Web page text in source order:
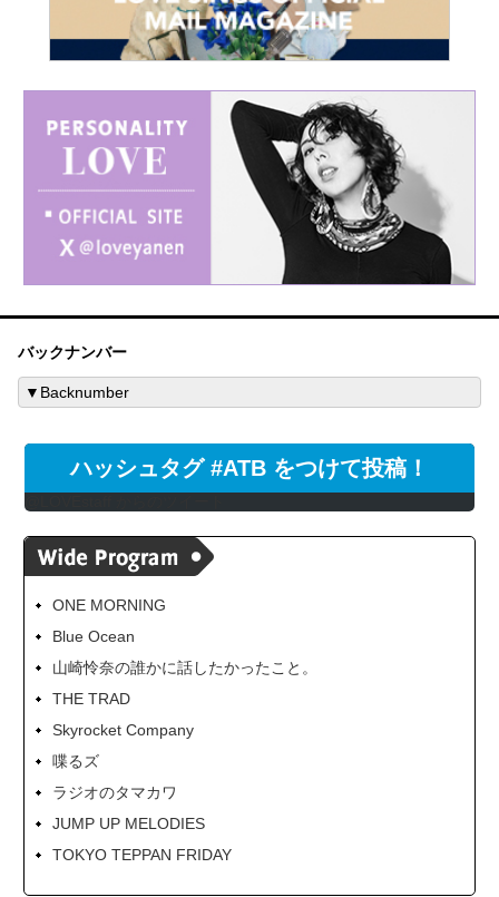
バックナンバー
ハッシュタグ #ATB をつけて投稿！
ONE MORNING
Blue Ocean
山崎怜奈の誰かに話したかったこと。
THE TRAD
Skyrocket Company
喋るズ
ラジオのタマカワ
JUMP UP MELODIES
TOKYO TEPPAN FRIDAY